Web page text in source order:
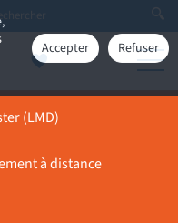
Accepter Refuser
(LMD)
à distance